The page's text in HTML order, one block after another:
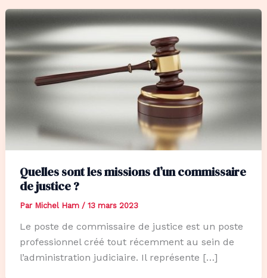
Quelles sont les missions d’un commissaire
de justice ?
Par Michel Ham / 13 mars 2023
Le poste de commissaire de justice est un poste
professionnel créé tout récemment au sein de
l’administration judiciaire. Il représente […]